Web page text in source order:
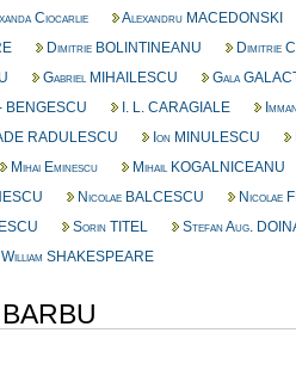
Ciocarlie Alexandru MACEDONSKI
Dimitrie BOLINTINEANU Dimitrie
Gabriel MIHAILESCU Gala
BENGESCU I. L. CARAGIALE
RADULESCU Ion MINULESCU
Mihai Eminescu Mihail KOGALNICEANU
Nicolae BALCESCU Nicolae
Sorin TITEL Stefan Aug.
William SHAKESPEARE